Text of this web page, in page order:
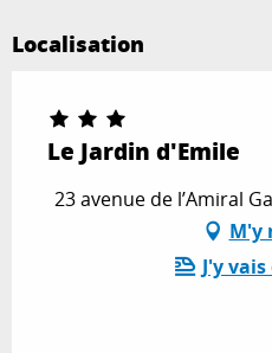
Localisation
Le Jardin d'Emile
23 avenue de l’Amiral
M'y
J'y